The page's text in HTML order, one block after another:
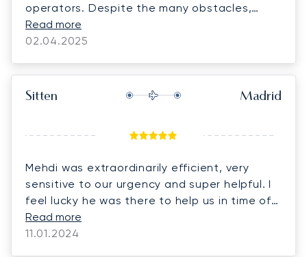
operators. Despite the many obstacles,
Nuzhat Kazi did an exceptional job, ensuring
everything moved in the right direction.
Read more
02.04.2025
Sitten Madrid
Mehdi was extraordinarily efficient, very
sensitive to our urgency and super helpful. I
feel lucky he was there to help us in time of
need, since we had to fly back to Madrid
urgently.
Read more
11.01.2024